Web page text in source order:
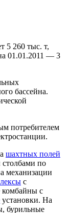
5 260 тыс. т,
01.01.2011 — 3
бассейна.
потребителем
шахтных полей
по
механизации
с
комбайны с
установки. На
бурильные